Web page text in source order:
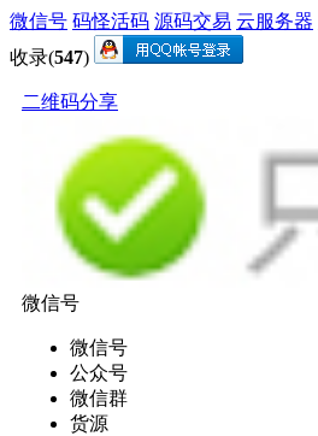
微信号 码怪活码 源码交易 云服务器
收录(547)
二维码分享
微信号
微信号
公众号
微信群
货源